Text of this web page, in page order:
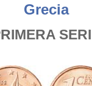
Grecia